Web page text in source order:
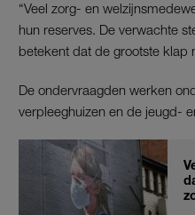
“Veel zorg- en
hun reserves. De verwachte
betekent dat de grootste klap
De ondervraagden werken
verpleeghuizen en de jeugd-